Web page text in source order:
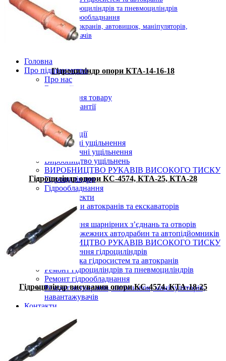
Ремонт гідроциліндрів та пневмоциліндрів
Ремонт гідрообладнання
Ремонт автокранів, автовишок, маніпуляторів,
навантажувачів
Головна
Про підприємство
Про нас
Вакансії
Повернення товару
Умови гарантії
Дозволи
Реквізити
Каталог продукції
Гідравлічні ущільнення
Пневматичні ущільнення
Виробництво ущільнень
ВИРОБНИЦТВО РУКАВІВ ВИСОКОГО ТИСКУ
Гідроциліндри
Гідрообладнання
Ремкомплекти
Запчастини автокранів та екскаваторів
Відновлення шарнірних з’єднань та отворів
Ремонт пожежних автодрабин та автопідйомників
ВИРОБНИЦТВО РУКАВІВ ВИСОКОГО ТИСКУ
Виготовлення гідроциліндрів
Діагностика гідросистем та автокранів
Ремонт гідроциліндрів та пневмоциліндрів
Ремонт гідрообладнання
Ремонт автокранів, автовишок, маніпуляторів,
навантажувачів
Контакти
Гідроциліндр опори КТА-14-16-18
Гідроциліндр опори КС-4574, КТА-25, КТА-28
Гідроциліндр висування опори КС-4574, КТА-18-25